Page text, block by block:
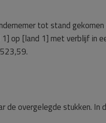
tot stand
op [land 1] met verblijf in
de overgelegde stukken.